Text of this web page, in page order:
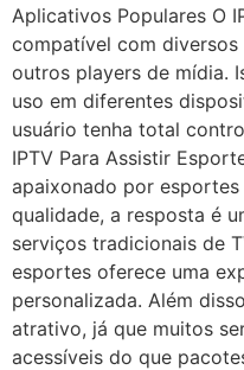
Aplicativos Populares O
compatível com
outros players de mídia.
uso em diferentes
usuário tenha total
IPTV Para Assistir
apaixonado por
qualidade, a resposta é
serviços tradicionais de
esportes oferece uma
personalizada. Além
atrativo, já que muitos
acessíveis do que